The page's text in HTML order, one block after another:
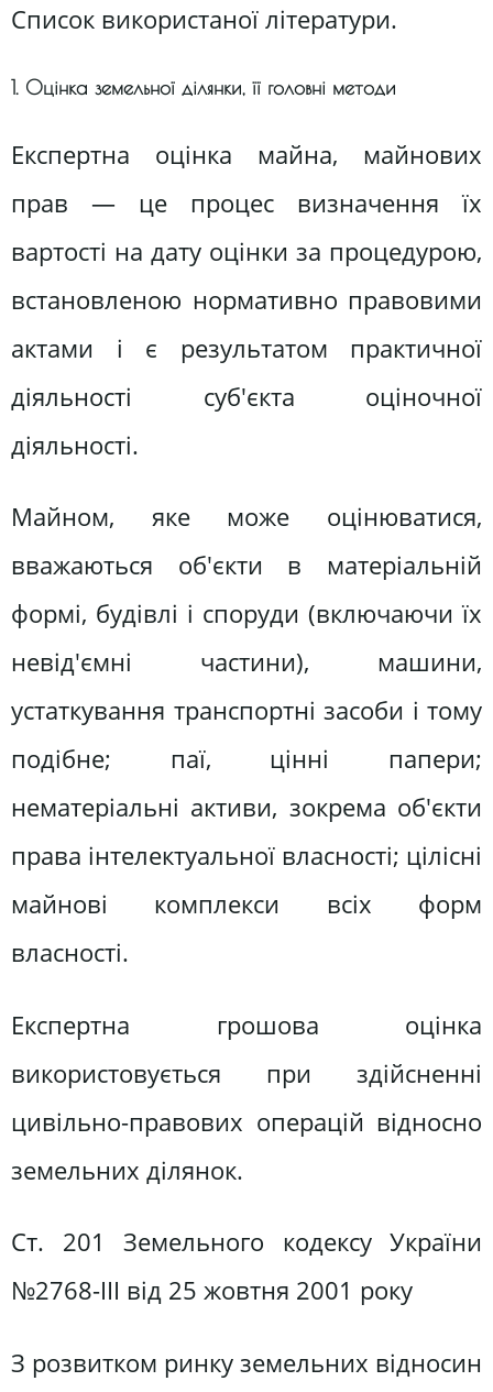
Список використаної літератури.
1. Оцінка земельної ділянки, її головні методи
Експертна оцінка майна, майнових
прав — це процес визначення їх
вартості на дату оцінки за процедурою,
встановленою нормативно правовими
актами і є результатом практичної
діяльності суб'єкта оціночної
діяльності.
Майном, яке може оцінюватися,
вважаються об'єкти в матеріальній
формі, будівлі і споруди (включаючи їх
невід'ємні частини), машини,
устаткування транспортні засоби і тому
подібне; паї, цінні папери;
нематеріальні активи, зокрема об'єкти
права інтелектуальної власності; цілісні
майнові комплекси всіх форм
власності.
Експертна грошова оцінка
використовується при здійсненні
цивільно-правових операцій відносно
земельних ділянок.
Ст. 201 Земельного кодексу України
№2768-IІІ від 25 жовтня 2001 року
З розвитком ринку земельних відносин